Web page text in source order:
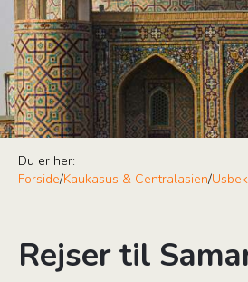
Du er her:
Forside/Kaukasus & Centralasien/
Rejser til